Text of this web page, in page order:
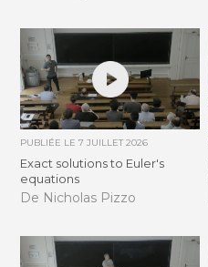
PUBLIÉE LE7 JUILLET 2026
Exact solutions to Euler's
equations
De Nicholas Pizzo